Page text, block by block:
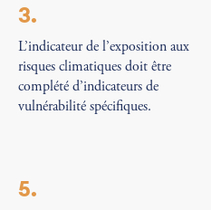
3.
L’indicateur de l’exposition aux
risques climatiques doit être
complété d’indicateurs de
vulnérabilité spécifiques.
5.